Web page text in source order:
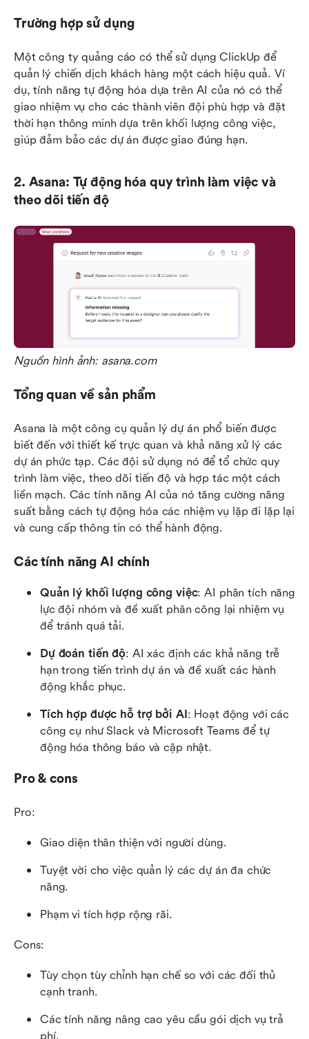
Trường hợp sử dụng
Một công ty quảng cáo có thể sử dụng ClickUp để
quản lý chiến dịch khách hàng một cách hiệu quả. Ví
dụ, tính năng tự động hóa dựa trên AI của nó có thể
giao nhiệm vụ cho các thành viên đội phù hợp và đặt
thời hạn thông minh dựa trên khối lượng công việc,
giúp đảm bảo các dự án được giao đúng hạn.
2. Asana: Tự động hóa quy trình làm việc và
theo dõi tiến độ
Nguồn hình ảnh: asana.com
Tổng quan về sản phẩm
Asana là một công cụ quản lý dự án phổ biến được
biết đến với thiết kế trực quan và khả năng xử lý các
dự án phức tạp. Các đội sử dụng nó để tổ chức quy
trình làm việc, theo dõi tiến độ và hợp tác một cách
liền mạch. Các tính năng AI của nó tăng cường năng
suất bằng cách tự động hóa các nhiệm vụ lặp đi lặp lại
và cung cấp thông tin có thể hành động.
Các tính năng AI chính
Quản lý khối lượng công việc: AI phân tích năng
lực đội nhóm và đề xuất phân công lại nhiệm vụ
để tránh quá tải.
Dự đoán tiến độ: AI xác định các khả năng trễ
hạn trong tiến trình dự án và đề xuất các hành
động khắc phục.
Tích hợp được hỗ trợ bởi AI: Hoạt động với các
công cụ như Slack và Microsoft Teams để tự
động hóa thông báo và cập nhật.
Pro & cons
Pro:
Giao diện thân thiện với người dùng.
Tuyệt vời cho việc quản lý các dự án đa chức
năng.
Phạm vi tích hợp rộng rãi.
Cons:
Tùy chọn tùy chỉnh hạn chế so với các đối thủ
cạnh tranh.
Các tính năng nâng cao yêu cầu gói dịch vụ trả
phí.